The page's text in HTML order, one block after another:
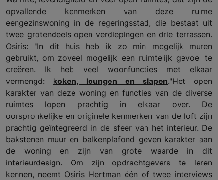
opvallende kenmerken van deze ruime
eengezinswoning in de regeringsstad, die bestaat uit
twee grotendeels open verdiepingen en drie terrassen.
Osiris: "In dit huis heb ik zo min mogelijk muren
gebruikt, om zoveel mogelijk een ruimtelijk gevoel te
creëren. Ik heb veel woonfuncties met elkaar
vermengd: koken, loungen en slapen."Het open
karakter van deze woning en functies van de diverse
ruimtes lopen prachtig in elkaar over. De
oorspronkelijke en originele kenmerken van de loft zijn
prachtig geïntegreerd in de sfeer van het interieur. De
bakstenen muur en balkenplafond geven karakter aan
de woning en zijn van grote waarde in dit
interieurdesign. Om zijn opdrachtgevers te leren
kennen, neemt Osiris Hertman één of twee interviews